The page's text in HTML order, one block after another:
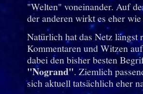
"Welten" voneinander. Auf
der anderen wirkt es eher
Natürlich hat das Netz
Kommentaren und Witzen
dabei den bisher besten
"Nogrand". Ziemlich
sich aktuell tatsächlich eher